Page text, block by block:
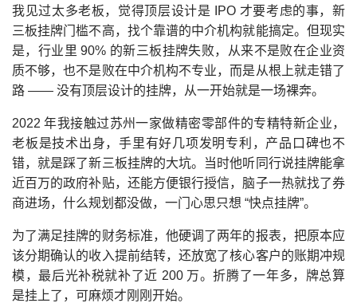
我见过太多老板，觉得顶层设计是 IPO 才要考虑的事， 新
三板挂牌门槛不高，找个靠谱的中介机构就能搞定。但现实
是，行业里 90% 的新三板挂牌失败，从来不是败在企业资
质不够，也不是败在中介机构不专业，而是从根上就走错了
路 —— 没有顶层设计的挂牌，从一开始就是一场裸奔。
2022 年我接触过苏州一家做精密零部件的专精特新企业，
老板是技术出身，手里有好几项发明专利，产品口碑也不
错，就是踩了新三板挂牌的大坑。当时他听同行说挂牌能拿
近百万的政府补贴，还能方便银行授信，脑子一热就找了券
商进场，什么规划都没做，一门心思只想 “快点挂牌”。
为了满足挂牌的财务标准，他硬调了两年的报表，把原本应
该分期确认的收入提前结转，还放宽了核心客户的账期冲规
模，最后光补税就补了近 200 万。折腾了一年多，牌总算
是挂上了，可麻烦才刚刚开始。